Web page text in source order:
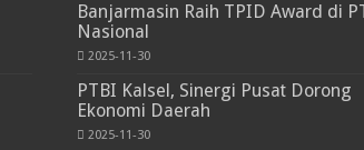
Banjarmasin Raih TPID Award di
Nasional
2025-11-30
PTBI Kalsel, Sinergi Pusat Dorong
Ekonomi Daerah
2025-11-30